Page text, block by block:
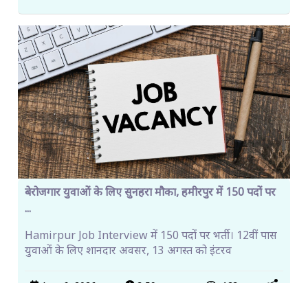
बेरोजगार युवाओं के लिए सुनहरा मौका, हमीरपुर में 150 पदों पर
...
Hamirpur Job Interview में 150 पदों पर भर्ती। 12वीं पास
युवाओं के लिए शानदार अवसर, 13 अगस्त को इंटरव